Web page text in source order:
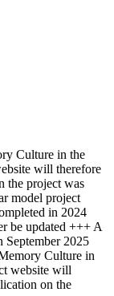
Culture in the
will therefore
the project was
model project
in 2024
be updated +++ A
September 2025
Culture in
website will
on the